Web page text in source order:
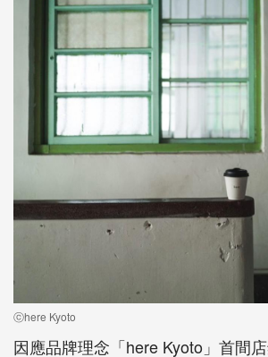
ⓒhere Kyoto
因應品牌理念「here Kyoto」首間